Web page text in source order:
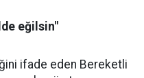
eğilsin"
ifade eden Bereketli